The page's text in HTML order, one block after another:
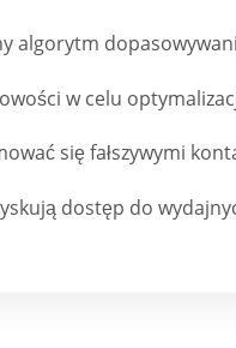
algorytm
w celu
się fałszywymi
dostęp do